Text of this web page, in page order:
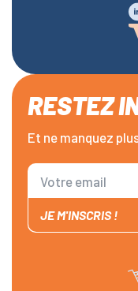
RESTEZ
Et ne manquez
JE M'INSCRIS !